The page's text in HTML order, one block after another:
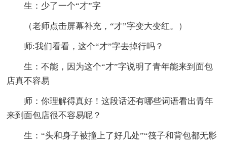
生：少了一个“才”字
（老师点击屏幕补充，“才”字变大变红。）
师:我们看看，这个“才”字去掉行吗？
生：不能，因为这个“才”字说明了青年能来到面包
店真不容易
师：你理解得真好！这段话还有哪些词语看出青年
来到面包店很不容易呢？
生：“头和身子被撞上了好几处”“筏子和背包都无影